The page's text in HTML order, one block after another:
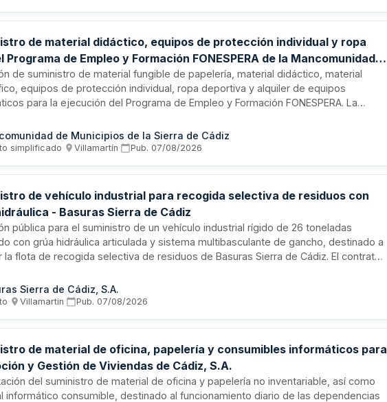
de material didáctico, equipos de protección individual y ropa
Programa de Empleo y Formación FONESPERA de la Mancomunidad
de la Sierra de Cádiz
de suministro de material fungible de papelería, material didáctico, material
equipos de protección individual, ropa deportiva y alquiler de equipos
para la ejecución del Programa de Empleo y Formación FONESPERA. La
de la Consejería de Empleo, Empresa y Trabajo Autónomo de la Junta de
El contrato se estructura en lotes diferenciados de compra de libros y material
de Municipios de la Sierra de Cádiz
simplificado· Villamartín· Pub. 07/08/2026
de vehículo industrial para recogida selectiva de residuos con
- Basuras Sierra de Cádiz
pública para el suministro de un vehículo industrial rígido de 26 toneladas
con grúa hidráulica articulada y sistema multibasculante de gancho, destinado a
la flota de recogida selectiva de residuos de Basuras Sierra de Cádiz. El contrato
actuales y a los frecuentes problemas técnicos. El suministro incluye entrega,
marcha, formación y asistencia técnica.
Sierra de Cádiz, S.A.
· Villamartin· Pub. 07/08/2026
de material de oficina, papelería y consumibles informáticos para
y Gestión de Viviendas de Cádiz, S.A.
del suministro de material de oficina y papelería no inventariable, así como
informático consumible, destinado al funcionamiento diario de las dependencias